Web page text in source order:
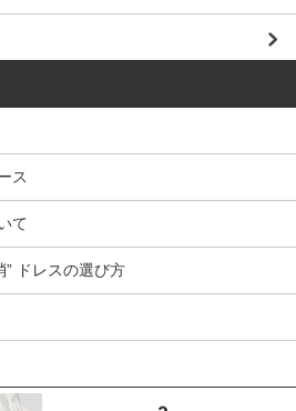
ス
て
” ドレスの選び方